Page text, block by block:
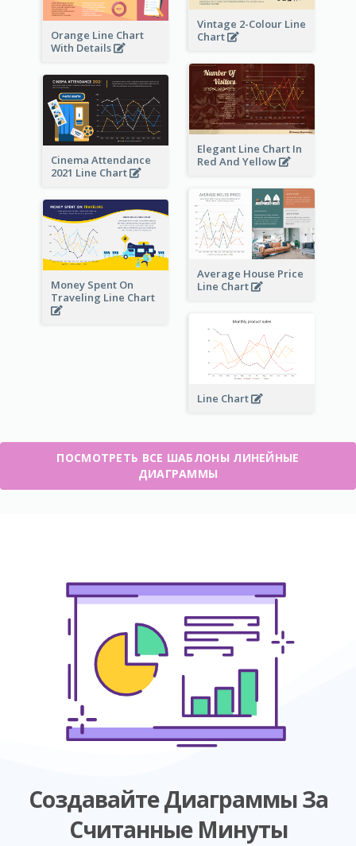
Vintage 2-Colour Line
Chart
Orange Line Chart
With Details
Elegant Line Chart In
Red And Yellow
Cinema Attendance
2021 Line Chart
Average House Price
Line Chart
Money Spent On
Traveling Line Chart
Line Chart
ПОСМОТРЕТЬ ВСЕ ШАБЛОНЫ ЛИНЕЙНЫЕ
ДИАГРАММЫ
Создавайте Диаграммы За
Считанные Минуты